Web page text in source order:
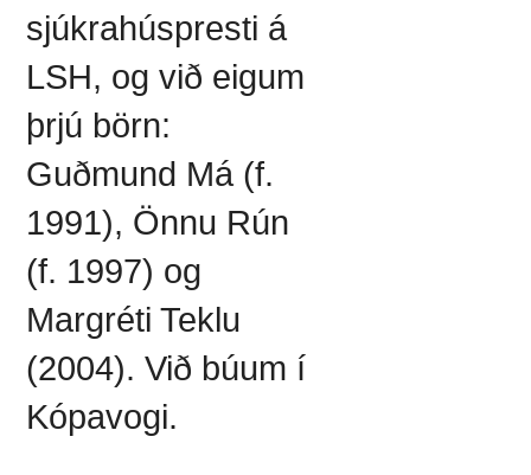
sjúkrahúspresti á
LSH, og við eigum
þrjú börn:
Guðmund Má (f.
1991), Önnu Rún
(f. 1997) og
Margréti Teklu
(2004). Við búum í
Kópavogi.